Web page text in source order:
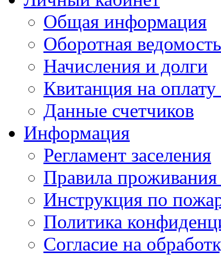
Общая информация
Оборотная ведомость
Начисления и долги
Квитанция на
Данные счетчиков
Информация
Регламент заселения
Правила
Инструкция по
Политика
Cогласие на